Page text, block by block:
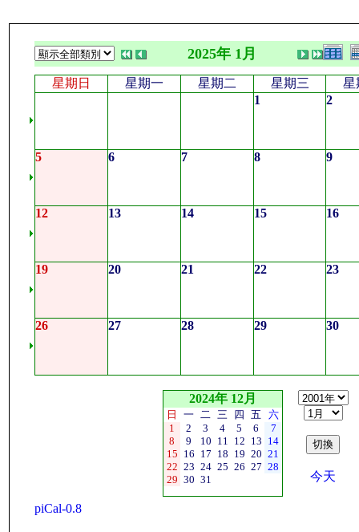
2025年 1月
星期日 星期一 星期二 星期三
星
1
2
5 6 7 8 9
12 13 14 15 16
19 20 21 22 23
26 27 28 29 30
2024年 12月
日 一 二 三 四 五
六
1
2 3 4 5 6
7
8
9 10 11 12 13 14
15 16 17 18 19 20 21
22 23 24 25 26 27 28
29 30 31 今天
piCal-0.8